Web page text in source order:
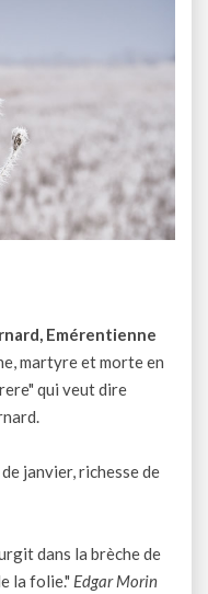
Emérentienne
martyre et morte en
qui veut dire
janvier, richesse de
dans la brèche de
la folie." Edgar Morin